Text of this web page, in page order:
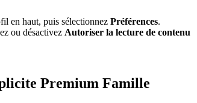
en haut, puis sélectionnez Préférences.
ou désactivez Autoriser la lecture de contenu
Premium Famille